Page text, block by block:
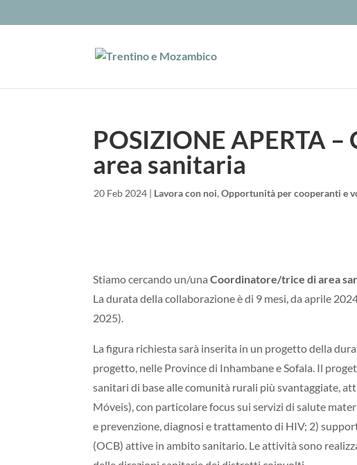
POSIZIONE APERTA
area sanitaria
20 Feb 2024 | Lavora con noi,Opportunità per cooperanti e
Stiamo cercando un/unaCoordinatore/trice di area
La durata della collaborazione è di 9 mesi, da aprile
2025).
La figura richiesta sarà inserita in un progetto della
progetto, nelle Province di Inhambane e Sofala. Il
sanitari di base alle comunità rurali più svantaggiate,
Móveis), con particolare focus sui servizi di salute
e prevenzione, diagnosi e trattamento di HIV; 2)
(OCB) attive in ambito sanitario. Le attività sono